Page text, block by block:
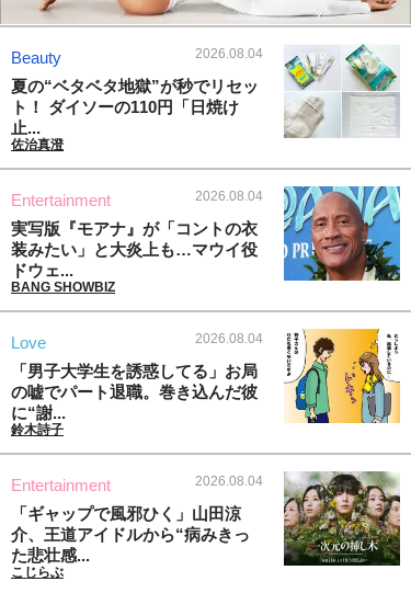
Beauty 2026.08.04
夏の“ベタベタ地獄”が秒でリセッ
ト！ ダイソーの110円「日焼け
止...
佐治真澄
Entertainment 2026.08.04
実写版『モアナ』が「コントの衣
装みたい」と大炎上も…マウイ役
ドウェ...
BANG SHOWBIZ
Love 2026.08.04
「男子大学生を誘惑してる」お局
の嘘でパート退職。巻き込んだ彼
に“謝...
鈴木詩子
Entertainment 2026.08.04
「ギャップで風邪ひく」山田涼
介、王道アイドルから“病みきっ
た悲壮感...
こじらぶ